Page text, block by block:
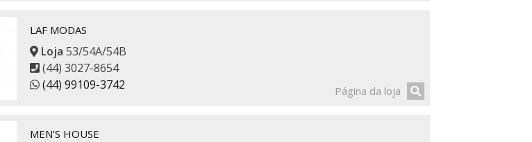
LAF MODAS
Loja 53/54A/54B
(44) 3027-8654
(44) 99109-3742
Página da loja
MEN’S HOUSE